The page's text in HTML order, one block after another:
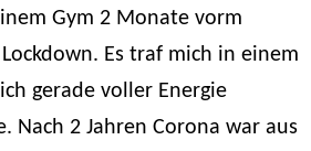
Gym 2 Monate vorm
Es traf mich in einem
gerade voller Energie
Nach 2 Jahren Corona war aus